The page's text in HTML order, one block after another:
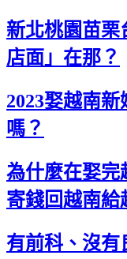
新北桃園苗栗
店面」在那？
2023娶越南
嗎？
為什麼在娶完
寄錢回越南給
有前科、沒有